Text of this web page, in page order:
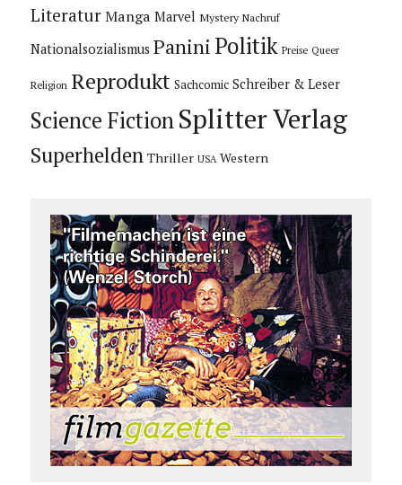
Literatur Manga Marvel Mystery Nachruf
Nationalsozialismus Panini Politik Preise Queer
Religion Reprodukt Sachcomic Schreiber & Leser
Science Fiction Splitter Verlag
Superhelden Thriller USA Western